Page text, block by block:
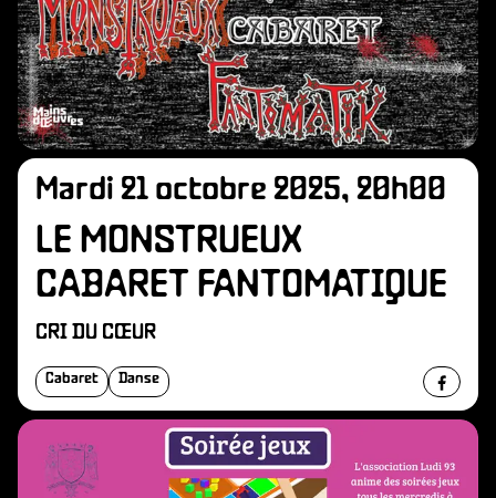
Mardi 21 octobre 2025, 20h00
LE MONSTRUEUX
CABARET FANTOMATIQUE
CRI DU CŒUR
Cabaret Danse